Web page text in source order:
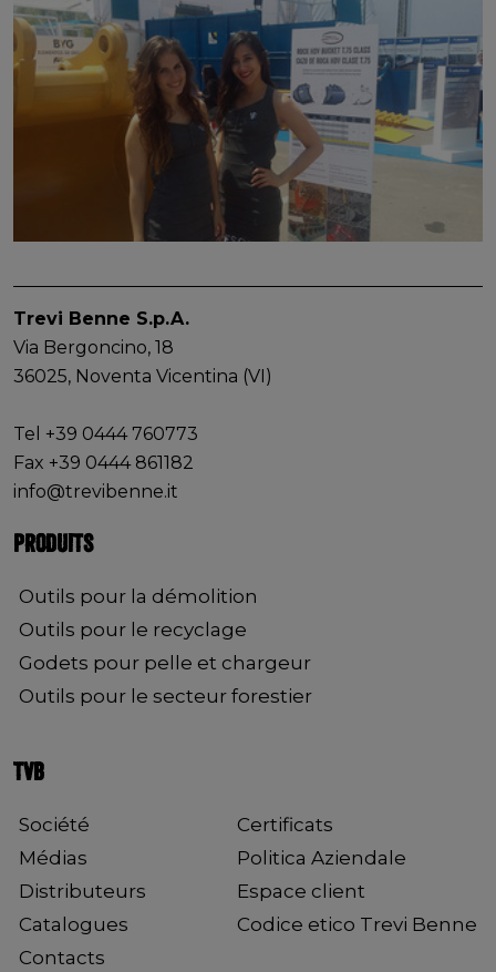
Trevi Benne S.p.A.
Via Bergoncino, 18
36025, Noventa Vicentina (VI)
Tel +39 0444 760773
Fax +39 0444 861182
info@trevibenne.it
PRODUITS
Outils pour la démolition
Outils pour le recyclage
Godets pour pelle et chargeur
Outils pour le secteur forestier
TVB
Société
Médias
Distributeurs
Catalogues
Contacts
Certificats
Politica Aziendale
Espace client
Codice etico Trevi Benne